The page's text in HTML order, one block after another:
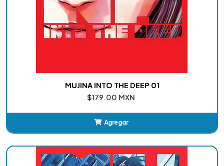
MUJINA INTO THE DEEP 01
$179.00 MXN
Agregar